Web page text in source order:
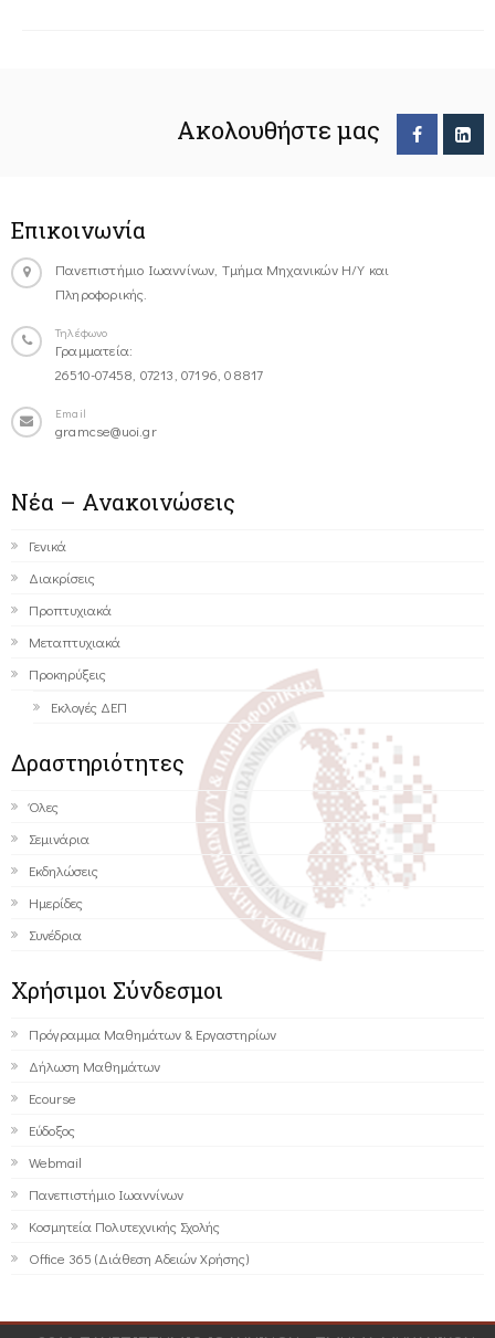
Ακολουθήστε μας
Επικοινωνία
Πανεπιστήμιο Ιωαννίνων, Τμήμα Μηχανικών Η/Υ και
Πληροφορικής.
Τηλέφωνο
Γραμματεία:
26510-07458, 07213, 07196, 08817
Email
gramcse@uoi.gr
Νέα – Ανακοινώσεις
Γενικά
Διακρίσεις
Προπτυχιακά
Μεταπτυχιακά
Προκηρύξεις
Εκλογές ΔΕΠ
Δραστηριότητες
Όλες
Σεμινάρια
Εκδηλώσεις
Ημερίδες
Συνέδρια
Χρήσιμοι Σύνδεσμοι
Πρόγραμμα Μαθημάτων & Εργαστηρίων
Δήλωση Μαθημάτων
Ecourse
Εύδοξος
Webmail
Πανεπιστήμιο Ιωαννίνων
Κοσμητεία Πολυτεχνικής Σχολής
Office 365 (Διάθεση Αδειών Χρήσης)